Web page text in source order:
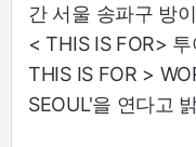
간 서울 송파구 방
< THIS IS FOR>
THIS IS FOR >
SEOUL'을 연다고